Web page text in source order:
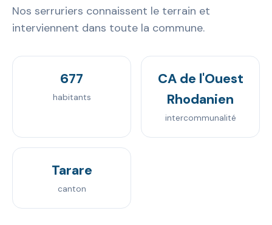
Nos serruriers connaissent le terrain et
interviennent dans toute la commune.
677
habitants
CA de l'Ouest
Rhodanien
intercommunalité
Tarare
canton